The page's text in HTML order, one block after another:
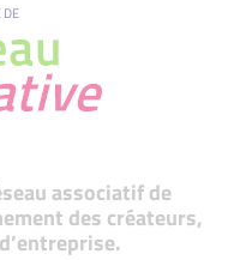
associatif de
des créateurs,